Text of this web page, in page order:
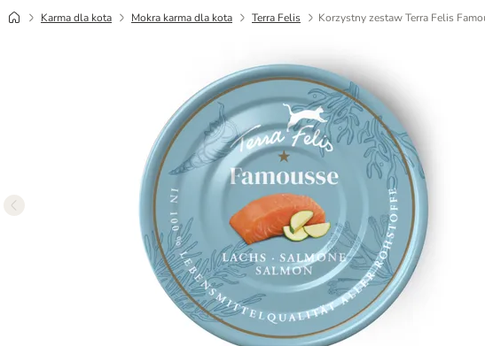
Karma dla kota Mokra karma dla kota Terra Felis Korzystny zestaw Terra Felis